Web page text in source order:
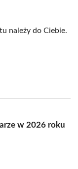
należy do Ciebie.
w 2026 roku